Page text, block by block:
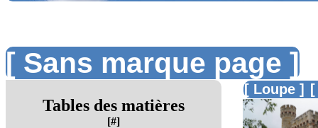
[ Sans marque page ]
Tables des matières
[#]
[ Loupe ]